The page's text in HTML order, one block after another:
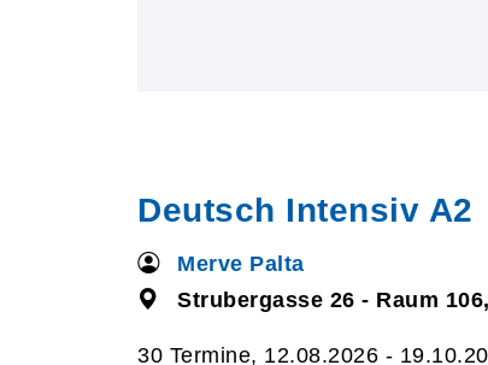
Deutsch Intensiv A2
Merve Palta
Strubergasse 26 - Raum
30 Termine, 12.08.2026 -